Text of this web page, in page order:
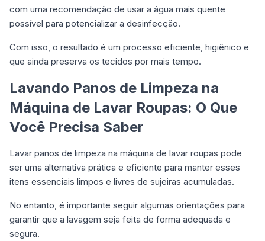
com uma recomendação de usar a água mais quente
possível para potencializar a desinfecção.
Com isso, o resultado é um processo eficiente, higiênico e
que ainda preserva os tecidos por mais tempo.
Lavando Panos de Limpeza na
Máquina de Lavar Roupas: O Que
Você Precisa Saber
Lavar panos de limpeza na máquina de lavar roupas pode
ser uma alternativa prática e eficiente para manter esses
itens essenciais limpos e livres de sujeiras acumuladas.
No entanto, é importante seguir algumas orientações para
garantir que a lavagem seja feita de forma adequada e
segura.